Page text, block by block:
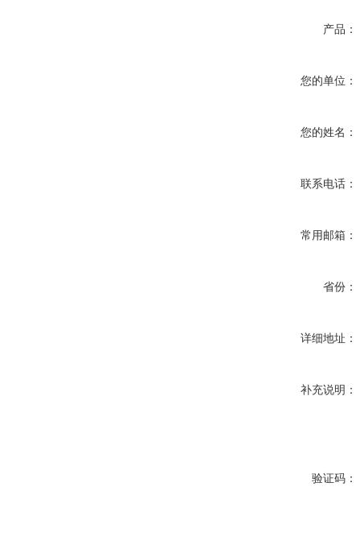
产品：
您的单位：
您的姓名：
联系电话：
常用邮箱：
省份：
详细地址：
补充说明：
验证码：